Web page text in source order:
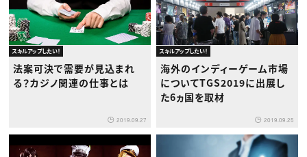
スキルアップしたい！
法案可決で需要が見込まれ
る？カジノ関連の仕事とは
2019.09.27
スキルアップしたい！
海外のインディーゲーム市場
についてTGS2019に出展し
た6ヵ国を取材
2019.09.25